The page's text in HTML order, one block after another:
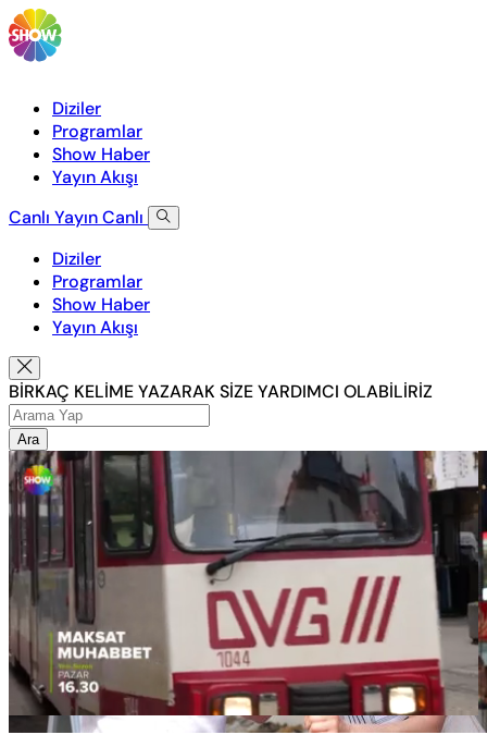
Diziler
Programlar
Show Haber
Yayın Akışı
Canlı YayınCanlı
Diziler
Programlar
Show Haber
Yayın Akışı
BİRKAÇ KELİME YAZARAK SİZE YARDIMCI OLABİLİRİZ
Ara
Sesi
Aç
Yüklendi
100.00%
Oynatma
Hızı